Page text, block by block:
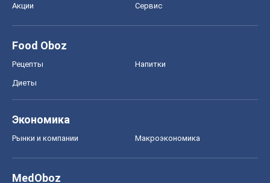
Акции Сервис
Food Oboz
Рецепты Напитки
Диеты
Экономика
Рынки и компании Mакроэкономика
MedOboz